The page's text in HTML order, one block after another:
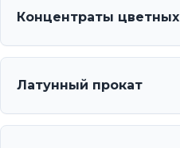
Концентраты
Латунный прокат